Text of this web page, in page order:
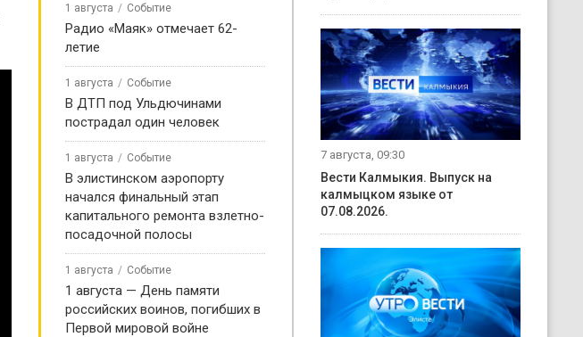
1 августа Событие
Радио «Маяк» отмечает 62-
летие
1 августа Событие
В ДТП под Ульдючинами
пострадал один человек
1 августа Событие
В элистинском аэропорту
начался финальный этап
капитального ремонта взлетно-
посадочной полосы
1 августа Событие
1 августа — День памяти
российских воинов, погибших в
Первой мировой войне
7 августа, 09:30
Вести Калмыкия. Выпуск на
калмыцком языке от
07.08.2026.